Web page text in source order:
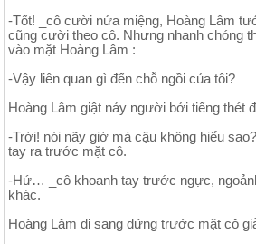
-Tốt! _cô cười nửa miệng, Hoàng Lâm
cũng cười theo cô. Nhưng nhanh chóng
vào mặt Hoàng Lâm :
-Vậy liên quan gì đến chỗ ngồi của tôi?
Hoàng Lâm giật nảy người bởi tiếng thét
-Trời! nói nãy giờ mà cậu không hiểu
tay ra trước mặt cô.
-Hứ… _cô khoanh tay trước ngực,
khác.
Hoàng Lâm đi sang đứng trước mặt cô